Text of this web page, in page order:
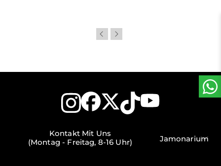
Kontakt Mit Uns
(Montag - Freitag, 8-16 Uhr)
Jamonarium